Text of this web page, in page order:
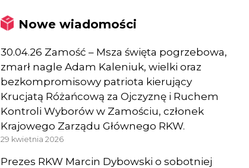
Nowe wiadomości
30.04.26 Zamość – Msza święta pogrzebowa,
zmarł nagle Adam Kaleniuk, wielki oraz
bezkompromisowy patriota kierujący
Krucjatą Różańcową za Ojczyznę i Ruchem
Kontroli Wyborów w Zamościu, członek
Krajowego Zarządu Głównego RKW.
29 kwietnia 2026
Prezes RKW Marcin Dybowski o sobotniej